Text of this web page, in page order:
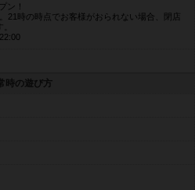
ン！
21時の時点でお客様がおられない場合、閉店
時の遊び方